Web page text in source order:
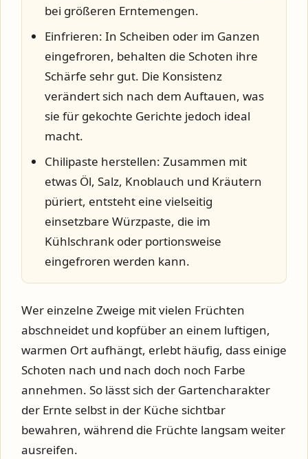
bei größeren Erntemengen.
Einfrieren: In Scheiben oder im Ganzen
eingefroren, behalten die Schoten ihre
Schärfe sehr gut. Die Konsistenz
verändert sich nach dem Auftauen, was
sie für gekochte Gerichte jedoch ideal
macht.
Chilipaste herstellen: Zusammen mit
etwas Öl, Salz, Knoblauch und Kräutern
püriert, entsteht eine vielseitig
einsetzbare Würzpaste, die im
Kühlschrank oder portionsweise
eingefroren werden kann.
Wer einzelne Zweige mit vielen Früchten
abschneidet und kopfüber an einem luftigen,
warmen Ort aufhängt, erlebt häufig, dass einige
Schoten nach und nach doch noch Farbe
annehmen. So lässt sich der Gartencharakter
der Ernte selbst in der Küche sichtbar
bewahren, während die Früchte langsam weiter
ausreifen.